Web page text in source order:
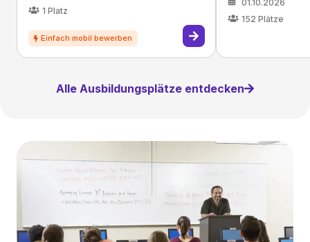
1 Platz
01.10.2026
152 Plätze
Alle Ausbildungsplätze entdecken